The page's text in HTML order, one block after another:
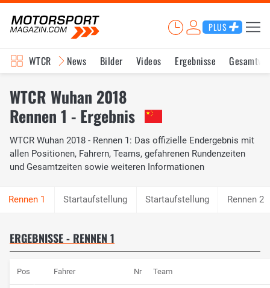
PLUS
WTCR News Bilder Videos Ergebnisse
WTCR Wuhan 2018
Rennen 1 - Ergebnis
WTCR Wuhan 2018 - Rennen 1: Das offizielle Endergebnis mit
allen Positionen, Fahrern, Teams, gefahrenen Rundenzeiten
und Gesamtzeiten sowie weiteren Informationen
Startaufstellung Startaufstellung Rennen 2
ERGEBNISSE - RENNEN 1
Pos Fahrer Nr Team